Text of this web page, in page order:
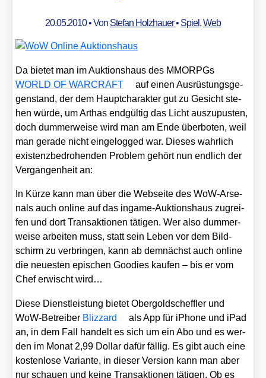
20.05.2010• Von Stefan Holzhauer• Spiel,Web
Da bie­tet man im Auk­ti­ons­haus des MMORPGs
WORLD OF WARCRAFT
auf einen Aus­rüs­tungs­ge­
gen­stand, der dem Haupt­cha­rak­ter gut zu Gesicht ste­
hen wür­de, um Art­has end­gül­tig das Licht aus­zu­pus­ten,
doch dum­mer­wei­se wird man am Ende über­bo­ten, weil
man gera­de nicht ein­ge­log­ged war. Die­ses wahr­lich
exis­tenz­be­dro­hen­den Pro­blem gehört nun end­lich der
Ver­gan­gen­heit an:
In Kür­ze kann man über die Web­sei­te des WoW-Arse­
nals auch online auf das ingame-Auk­ti­ons­haus zugrei­
fen und dort Trans­ak­tio­nen täti­gen. Wer also dum­mer­
wei­se arbei­ten muss, statt sein Leben vor dem Bild­
schirm zu ver­brin­gen, kann ab dem­nächst auch online
die neu­es­ten epi­schen Goo­dies kau­fen – bis er vom
Chef erwischt wird…
Die­se Dienst­leis­tung bie­tet Ober­goldscheff­ler und
WoW-Betrei­ber Bliz­zard
als App für iPho­ne und iPad
an, in dem Fall han­delt es sich um ein Abo und es wer­
den im Monat 2,99 Dol­lar dafür fäl­lig. Es gibt auch eine
kos­ten­lo­se Vari­an­te, in die­ser Ver­si­on kann man aber
nur schau­en und kei­ne Trans­ak­tio­nen täti­gen. Ob es